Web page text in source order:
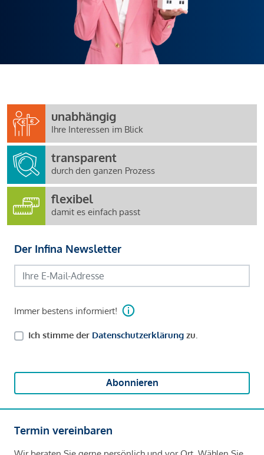
unabhängig
Ihre Interessen im Blick
transparent
durch den ganzen Prozess
flexibel
damit es einfach passt
Der Infina Newsletter
Immer bestens informiert!
Ich stimme der Datenschutzerklärung zu.
Abonnieren
Termin vereinbaren